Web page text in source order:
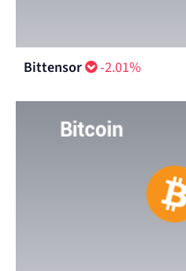
Bittensor -2.01%